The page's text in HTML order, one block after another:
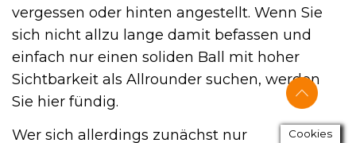
vergessen oder hinten angestellt. Wenn Sie
sich nicht allzu lange damit befassen und
einfach nur einen soliden Ball mit hoher
Sichtbarkeit als Allrounder suchen, werden
Sie hier fündig.
Wer sich allerdings zunächst nur
Cookies